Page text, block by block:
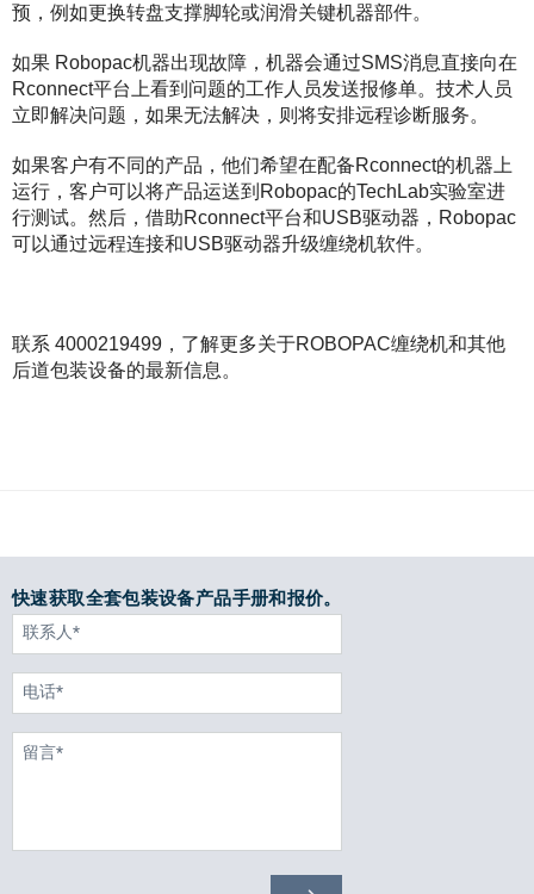
预，例如更换转盘支撑脚轮或润滑关键机器部件。
如果 Robopac机器出现故障，机器会通过SMS消息直接向在
Rconnect平台上看到问题的工作人员发送报修单。技术人员
立即解决问题，如果无法解决，则将安排远程诊断服务。
如果客户有不同的产品，他们希望在配备Rconnect的机器上
运行，客户可以将产品运送到Robopac的TechLab实验室进
行测试。然后，借助Rconnect平台和USB驱动器，Robopac
可以通过远程连接和USB驱动器升级缠绕机软件。
联系 4000219499，了解更多关于ROBOPAC缠绕机和其他
后道包装设备的最新信息。
快速获取全套包装设备产品手册和报价。